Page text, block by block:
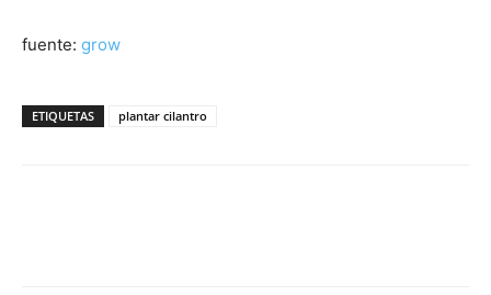
fuente: grow
ETIQUETAS plantar cilantro